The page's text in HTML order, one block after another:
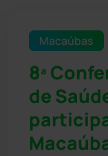
Macaúbas
8ª
de